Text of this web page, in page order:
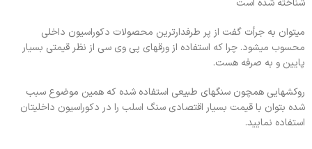
شناخته شده است
میتوان به جرأت گفت از پر طرفدارترین محصولات دکوراسیون داخلی
محسوب میشود. چرا که استفاده از ورقهای پی وی سی از نظر قیمتی بسیار
پایین و به صرفه هست.
روکشهایی همچون سنگهای طبیعی استفاده شده که همین موضوع سبب
شده بتوان با قیمت بسیار اقتصادی سنگ اسلب را در دکوراسیون داخلیتان
استفاده نمایید.